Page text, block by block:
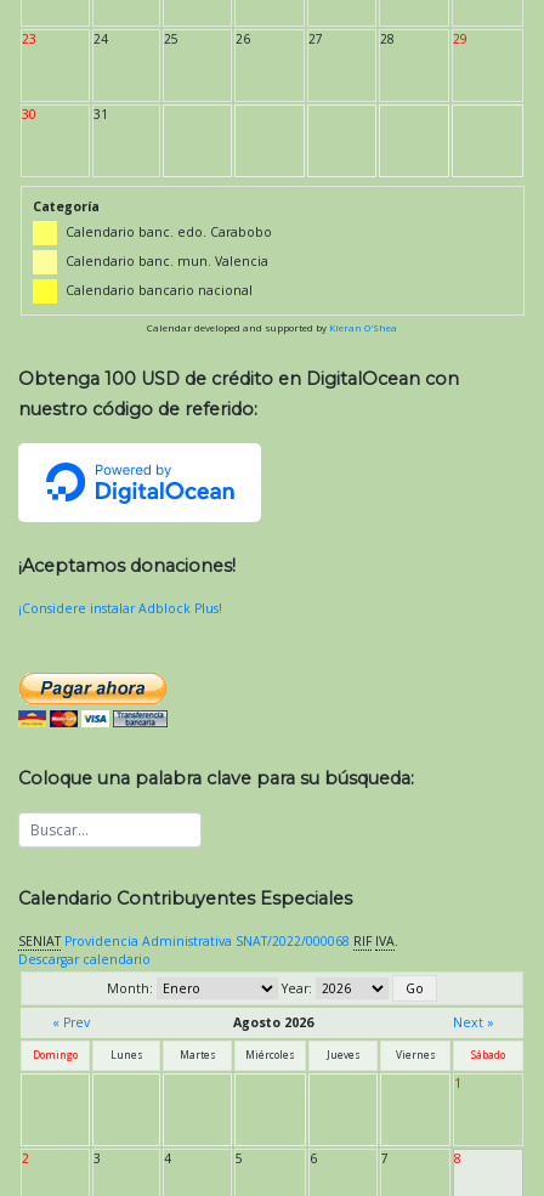
23 24 25 26 27 28 29
30 31
Categoría
Calendario banc. edo. Carabobo
Calendario banc. mun. Valencia
Calendario bancario nacional
Calendar developed and supported by Kieran O'Shea
Obtenga 100 USD de crédito en DigitalOcean con
nuestro código de referido:
¡Aceptamos donaciones!
¡Considere instalar Adblock Plus!
Coloque una palabra clave para su búsqueda:
Calendario Contribuyentes Especiales
SENIAT Providencia Administrativa SNAT/2022/000068 RIF IVA.
Descargar calendario
Month:
Year:
« Prev
Agosto 2026 Next »
Domingo Lunes Martes Miércoles Jueves Viernes Sábado
1
2 3 4 5 6 7 8